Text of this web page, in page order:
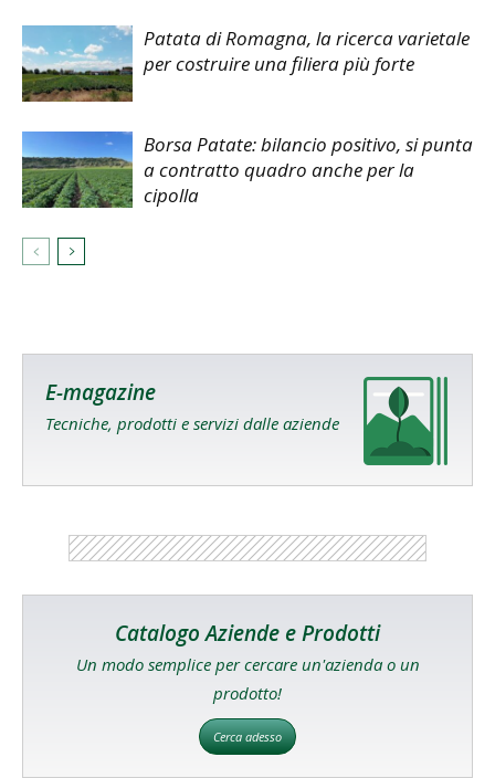
Patata di Romagna, la ricerca varietale
per costruire una filiera più forte
Borsa Patate: bilancio positivo, si punta
a contratto quadro anche per la
cipolla
E-magazine
Tecniche, prodotti e servizi dalle aziende
Catalogo Aziende e Prodotti
Un modo semplice per cercare un'azienda o un
prodotto!
Cerca adesso